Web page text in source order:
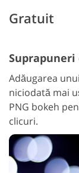
Gratuit
Suprapuneri
Adăugarea
niciodată mai
PNG bokeh
clicuri.